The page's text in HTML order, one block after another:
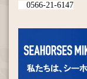
0566-21-6147